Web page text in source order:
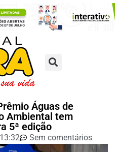
Águas de
Ambiental tem
5ª edição
13:32 Sem comentários